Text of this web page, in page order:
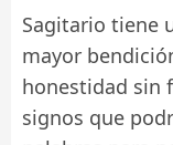
Sagitario tiene
mayor
honestidad sin
signos que